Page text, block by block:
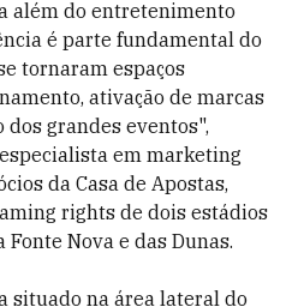
além do entretenimento
é parte fundamental do
tornaram espaços
ativação de marcas
grandes eventos",
em marketing
da Casa de Apostas,
rights de dois estádios
Nova e das Dunas.
situado na área lateral do